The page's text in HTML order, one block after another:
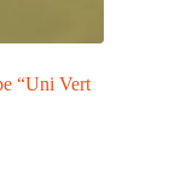
“Uni Vert